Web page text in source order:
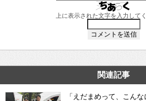
上に表示された文字を入力して
関連記事
「えだまめって、こん